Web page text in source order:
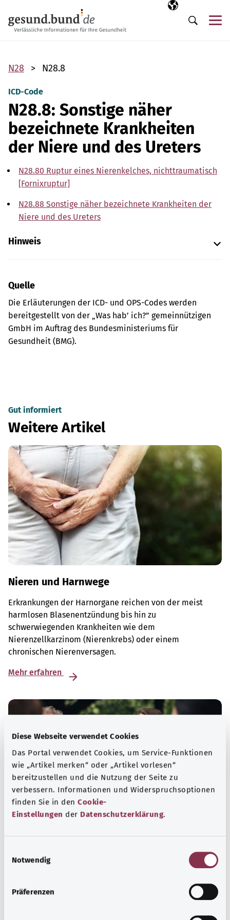
Diese Webseite verwendet Cookies
Das Portal verwendet Cookies, um Service-Funktionen
wie „Artikel merken“ oder „Artikel vorlesen“
bereitzustellen und die Nutzung der Seite zu
verbessern. Informationen und Widerspruchsoptionen
finden Sie in den Cookie-
Einstellungen der Datenschutzerklärung.
Notwendig
Präferenzen
Ausgewählte
DE
Suche
N28 N28.8
ICD-Code
N28.8: Sonstige näher
bezeichnete Krankheiten
der Niere und des Ureters
N28.80 Ruptur eines Nierenkelches, nichttraumatisch
[Fornixruptur]
N28.88 Sonstige näher bezeichnete Krankheiten der
Niere und des Ureters
Hinweis
Quelle
Die Erläuterungen der ICD- und OPS-Codes werden
bereitgestellt von der „Was hab’ ich?” gemeinnützigen
GmbH im Auftrag des Bundesministeriums für
Gesundheit (BMG).
Gut informiert
Weitere Artikel
Nieren und Harnwege
Erkrankungen der Harnorgane reichen von der meist
harmlosen Blasenentzündung bis hin zu
schwerwiegenden Krankheiten wie dem
Nierenzellkarzinom (Nierenkrebs) oder einem
chronischen Nierenversagen.
Mehr erfahren
Selbsthilfe
Selbsthilfegruppen bieten Austausch und Unterstützung
Problemen.